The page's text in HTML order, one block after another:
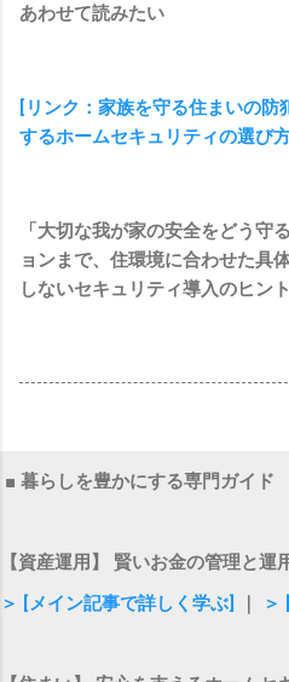
あわせて読みたい
[リンク：家族を守る住まいの
するホームセキュリティの選び
「大切な我が家の安全をどう守
ョンまで、住環境に合わせた具
しないセキュリティ導入のヒン
■ 暮らしを豊かにする専門ガイド
【資産運用】 賢いお金の管理と運
＞ [メイン記事で詳しく学ぶ]
＞